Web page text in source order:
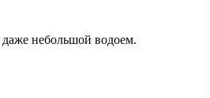
небольшой водоем.